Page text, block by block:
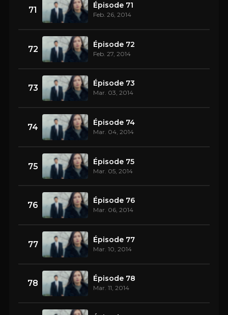
71 Épisode 71
Feb. 26, 2014
72 Épisode 72
Feb. 27, 2014
73 Épisode 73
Mar. 03, 2014
74 Épisode 74
Mar. 04, 2014
75 Épisode 75
Mar. 05, 2014
76 Épisode 76
Mar. 06, 2014
77 Épisode 77
Mar. 10, 2014
78 Épisode 78
Mar. 11, 2014